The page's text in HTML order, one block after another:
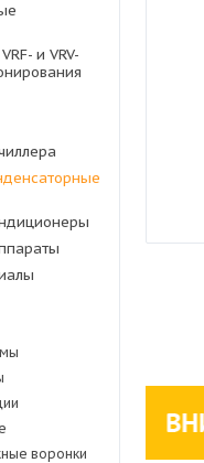
и VRV-
воронки